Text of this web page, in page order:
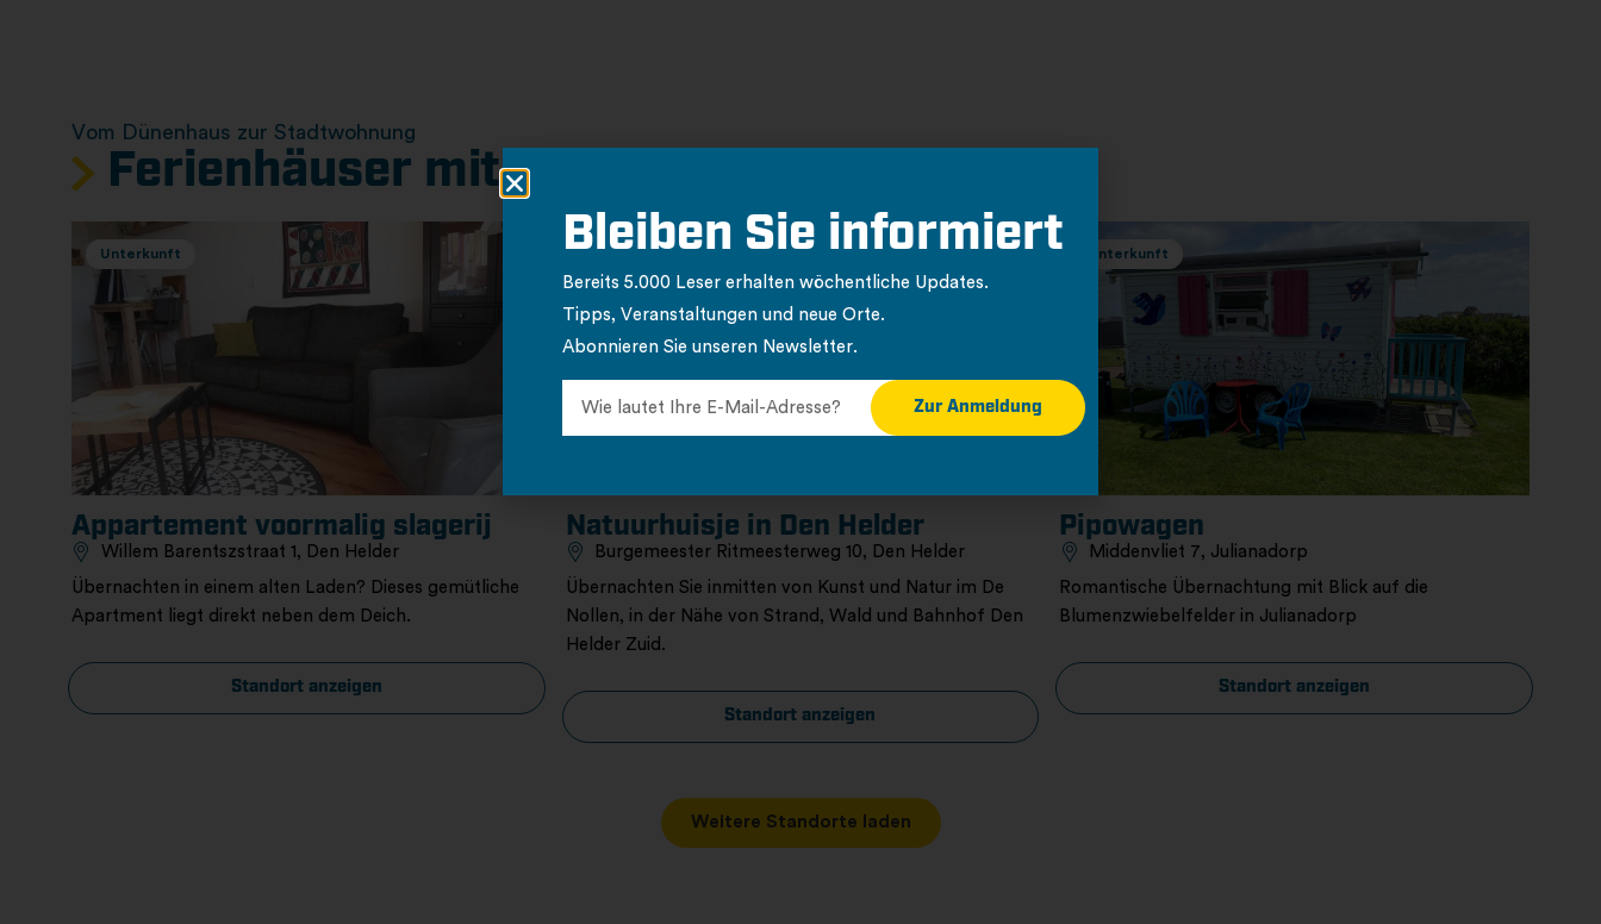
Vom Dünenhaus zur Stadtwohnung
Ferienhäuser mit Charakter
Unterkunft
Appartement voormalig slagerij
Willem Barentszstraat 1, Den Helder
Übernachten in einem alten Laden? Dieses gemütliche
Apartment liegt direkt neben dem Deich.
Standort anzeigen
Natuurhuisje in Den Helder
Burgemeester Ritmeesterweg 10, Den Helder
Übernachten Sie inmitten von Kunst und Natur im De
Nollen, in der Nähe von Strand, Wald und Bahnhof Den
Helder Zuid.
Standort anzeigen
Unterkunft
Pipowagen
Middenvliet 7, Julianadorp
Romantische Übernachtung mit Blick auf die
Blumenzwiebelfelder in Julianadorp
Standort anzeigen
Weitere Standorte laden
Bleiben Sie informiert
Bereits 5.000 Leser erhalten wöchentliche Updates.
Tipps, Veranstaltungen und neue Orte.
Abonnieren Sie unseren Newsletter.
Zur Anmeldung